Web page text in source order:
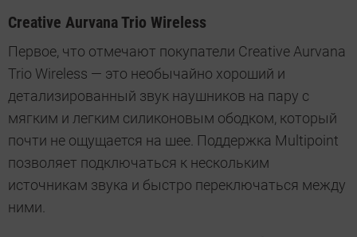
Creative Aurvana Trio Wireless
Первое, что отмечают покупатели Creative Aurvana
Trio Wireless — это необычайно хороший и
детализированный звук наушников на пару с
мягким и легким силиконовым ободком, который
почти не ощущается на шее. Поддержка Multipoint
позволяет подключаться к нескольким
источникам звука и быстро переключаться между
ними.